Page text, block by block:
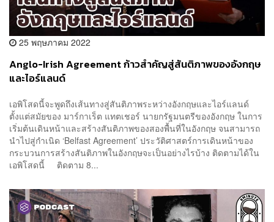
25 พฤษภาคม 2022
Anglo-Irish Agreement ก้าวสำคัญสู่สันติภาพของอังกฤษ
และไอร์แลนด์
เอพิโสดนี้จะพูดถึงเส้นทางสู่สันติภาพระหว่างอังกฤษและไอร์แลนด์
ตั้งแต่สมัยของ มาร์กาเร็ต แทตเชอร์ นายกรัฐมนตรีของอังกฤษ ในการ
เริ่มต้นเดินหน้าและสร้างสันติภาพของสองพื้นที่ในอังกฤษ จนสามารถ
นำไปสู่กำเนิด ‘Belfast Agreement’ ประวัติศาสตร์การเดินหน้าของ
กระบวนการสร้างสันติภาพในอังกฤษจะเป็นอย่างไรบ้าง ติดตามได้ใน
เอพิโสดนี้ ติดตาม 8...